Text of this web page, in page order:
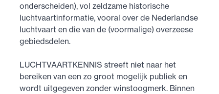
onderscheiden), vol zeldzame historische
luchtvaartinformatie, vooral over de Nederlandse
luchtvaart en die van de (voormalige) overzeese
gebiedsdelen.
LUCHTVAARTKENNIS streeft niet naar het
bereiken van een zo groot mogelijk publiek en
wordt uitgegeven zonder winstoogmerk. Binnen